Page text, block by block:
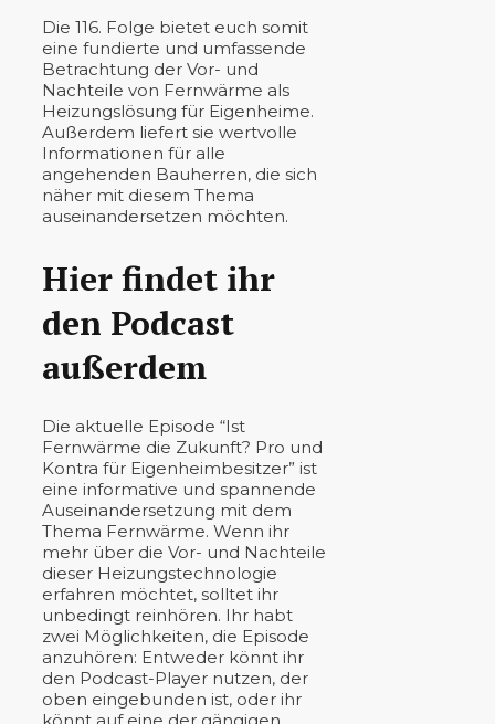
Die 116. Folge bietet euch somit
eine fundierte und umfassende
Betrachtung der Vor- und
Nachteile von Fernwärme als
Heizungslösung für Eigenheime.
Außerdem liefert sie wertvolle
Informationen für alle
angehenden Bauherren, die sich
näher mit diesem Thema
auseinandersetzen möchten.
Hier findet ihr
den Podcast
außerdem
Die aktuelle Episode “Ist
Fernwärme die Zukunft? Pro und
Kontra für Eigenheimbesitzer” ist
eine informative und spannende
Auseinandersetzung mit dem
Thema Fernwärme. Wenn ihr
mehr über die Vor- und Nachteile
dieser Heizungstechnologie
erfahren möchtet, solltet ihr
unbedingt reinhören. Ihr habt
zwei Möglichkeiten, die Episode
anzuhören: Entweder könnt ihr
den Podcast-Player nutzen, der
oben eingebunden ist, oder ihr